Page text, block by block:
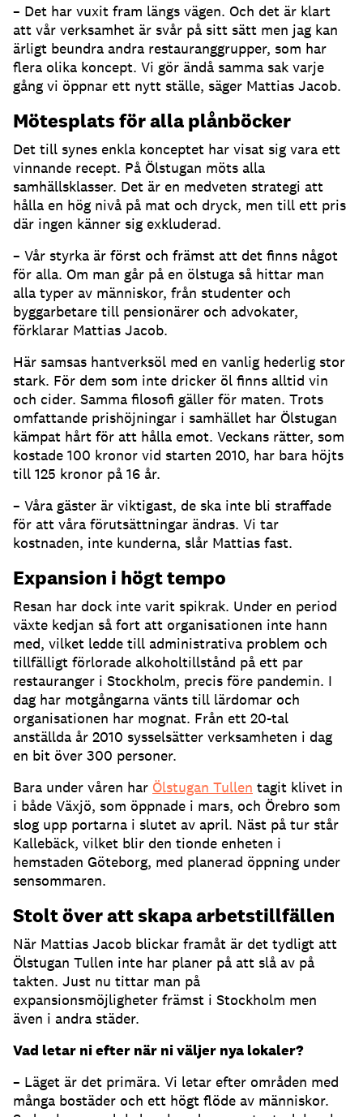
– Det har vuxit fram längs vägen. Och det är klart
att vår verksamhet är svår på sitt sätt men jag kan
ärligt beundra andra restauranggrupper, som har
flera olika koncept. Vi gör ändå samma sak varje
gång vi öppnar ett nytt ställe, säger Mattias Jacob.
Mötesplats för alla plånböcker
Det till synes enkla konceptet har visat sig vara ett
vinnande recept. På Ölstugan möts alla
samhällsklasser. Det är en medveten strategi att
hålla en hög nivå på mat och dryck, men till ett pris
där ingen känner sig exkluderad.
– Vår styrka är först och främst att det finns något
för alla. Om man går på en ölstuga så hittar man
alla typer av människor, från studenter och
byggarbetare till pensionärer och advokater,
förklarar Mattias Jacob.
Här samsas hantverksöl med en vanlig hederlig stor
stark. För dem som inte dricker öl finns alltid vin
och cider. Samma filosofi gäller för maten. Trots
omfattande prishöjningar i samhället har Ölstugan
kämpat hårt för att hålla emot. Veckans rätter, som
kostade 100 kronor vid starten 2010, har bara höjts
till 125 kronor på 16 år.
– Våra gäster är viktigast, de ska inte bli straffade
för att våra förutsättningar ändras. Vi tar
kostnaden, inte kunderna, slår Mattias fast.
Expansion i högt tempo
Resan har dock inte varit spikrak. Under en period
växte kedjan så fort att organisationen inte hann
med, vilket ledde till administrativa problem och
tillfälligt förlorade alkoholtillstånd på ett par
restauranger i Stockholm, precis före pandemin. I
dag har motgångarna vänts till lärdomar och
organisationen har mognat. Från ett 20-tal
anställda år 2010 sysselsätter verksamheten i dag
en bit över 300 personer.
Bara under våren har Ölstugan Tullen tagit klivet in
i både Växjö, som öppnade i mars, och Örebro som
slog upp portarna i slutet av april. Näst på tur står
Kallebäck, vilket blir den tionde enheten i
hemstaden Göteborg, med planerad öppning under
sensommaren.
Stolt över att skapa arbetstillfällen
När Mattias Jacob blickar framåt är det tydligt att
Ölstugan Tullen inte har planer på att slå av på
takten. Just nu tittar man på
expansionsmöjligheter främst i Stockholm men
även i andra städer.
Vad letar ni efter när ni väljer nya lokaler?
– Läget är det primära. Vi letar efter områden med
många bostäder och ett högt flöde av människor.